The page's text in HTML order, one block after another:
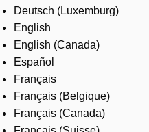
Contact us
Careers
Deutsch (Luxemburg)
English
English (Canada)
Español
Français
Français (Belgique)
Français (Canada)